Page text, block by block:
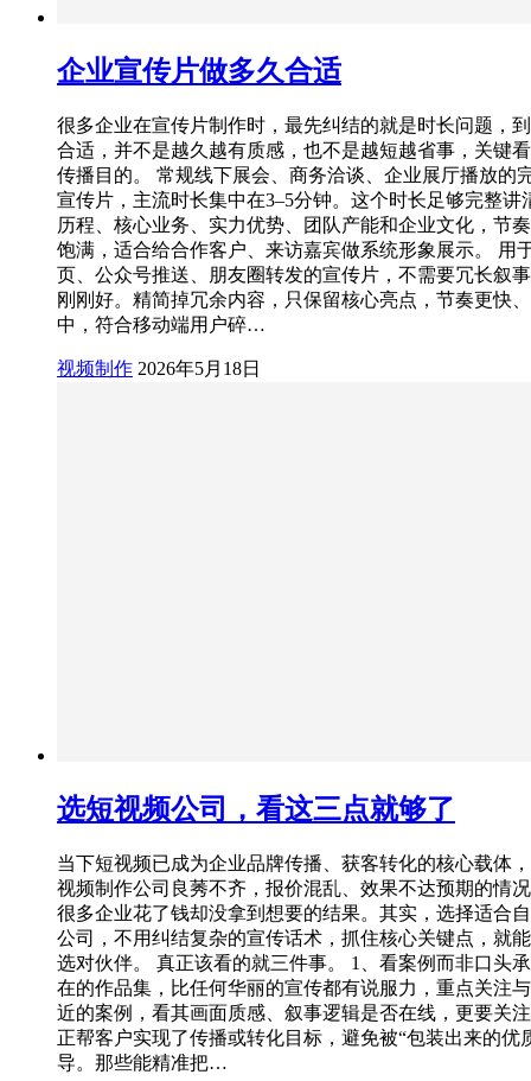
企业宣传片做多久合适
很多企业在宣传片制作时，最先纠结的就是时长问题，
合适，并不是越久越有质感，也不是越短越省事，关键
传播目的。 常规线下展会、商务洽谈、企业展厅播放的
宣传片，主流时长集中在3–5分钟。这个时长足够完整讲
历程、核心业务、实力优势、团队产能和企业文化，节
饱满，适合给合作客户、来访嘉宾做系统形象展示。 用
页、公众号推送、朋友圈转发的宣传片，不需要冗长叙
刚刚好。精简掉冗余内容，只保留核心亮点，节奏更快
中，符合移动端用户碎…
视频制作 2026年5月18日
选短视频公司，看这三点就够了
当下短视频已成为企业品牌传播、获客转化的核心载体
视频制作公司良莠不齐，报价混乱、效果不达预期的情
很多企业花了钱却没拿到想要的结果。其实，选择适合
公司，不用纠结复杂的宣传话术，抓住核心关键点，就
选对伙伴。 真正该看的就三件事。 1、看案例而非口头
在的作品集，比任何华丽的宣传都有说服力，重点关注
近的案例，看其画面质感、叙事逻辑是否在线，更要关
正帮客户实现了传播或转化目标，避免被“包装出来的优
导。那些能精准把…